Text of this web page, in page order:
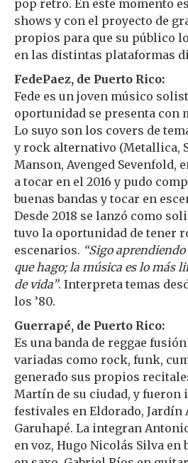
pop retro. En este momento
shows y con el proyecto de
propios para que su público
en las distintas plataformas
FedePaez, de Puerto Rico:
Fede es un joven músico
oportunidad se presenta con
Lo suyo son los covers de
y rock alternativo (Metallica,
Manson, Avenged Sevenfold,
a tocar en el 2016 y pudo
buenas bandas y tocar en
Desde 2018 se lanzó como
tuvo la oportunidad de tener
escenarios. “Sigo
que hago; la música es lo más
de vida”. Interpreta temas
los ’80.
Guerrapé, de Puerto Rico:
Es una banda de reggae
variadas como rock, funk,
generado sus propios
Martín de su ciudad, y fueron
festivales en Eldorado, Jardín
Garuhapé. La integran
en voz, Hugo Nicolás Silva en